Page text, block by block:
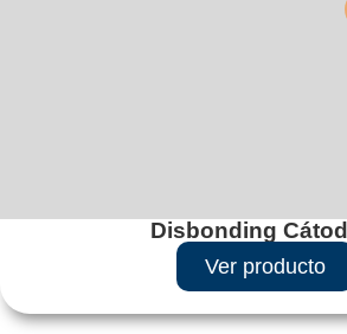
Disbonding
Ver producto